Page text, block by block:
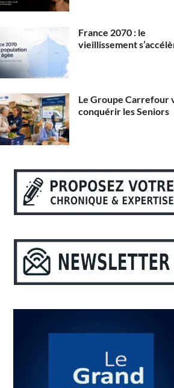
France 2070 : le
vieillissement
Le Groupe Carrefour
conquérir les Seniors